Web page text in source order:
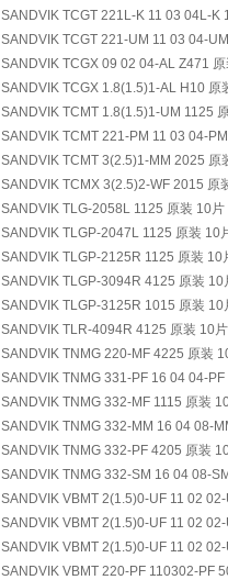
SANDVIK TCGT 221L-K 11 03 04L-K
SANDVIK TCGT 221-UM 11 03 04-
SANDVIK TCGX 09 02 04-AL Z471
SANDVIK TCGX 1.8(1.5)1-AL H10 原
SANDVIK TCMT 1.8(1.5)1-UM 1125
SANDVIK TCMT 221-PM 11 03 04-
SANDVIK TCMT 3(2.5)1-MM 2025 原
SANDVIK TCMX 3(2.5)2-WF 2015 原
SANDVIK TLG-2058L 1125 原装 10片
SANDVIK TLGP-2047L 1125 原装 10
SANDVIK TLGP-2125R 1125 原装 10
SANDVIK TLGP-3094R 4125 原装 10
SANDVIK TLGP-3125R 1015 原装 10
SANDVIK TLR-4094R 4125 原装 10片
SANDVIK TNMG 220-MF 4225 原装
SANDVIK TNMG 331-PF 16 04 04-
SANDVIK TNMG 332-MF 1115 原装
SANDVIK TNMG 332-MM 16 04 08-
SANDVIK TNMG 332-PF 4205 原装
SANDVIK TNMG 332-SM 16 04 08-
SANDVIK VBMT 2(1.5)0-UF 11 02
SANDVIK VBMT 2(1.5)0-UF 11 02
SANDVIK VBMT 2(1.5)0-UF 11 02
SANDVIK VBMT 220-PF 110302-PF